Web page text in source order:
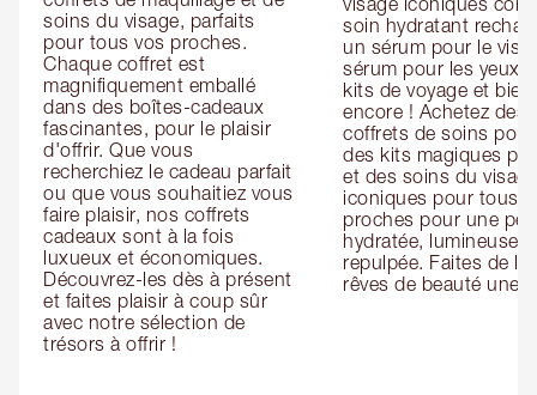
soins du visage, parfaits
pour tous vos proches.
Chaque coffret est
magnifiquement emballé
dans des boîtes-cadeaux
fascinantes, pour le plaisir
d'offrir. Que vous
recherchiez le cadeau parfait
ou que vous souhaitiez vous
faire plaisir, nos coffrets
cadeaux sont à la fois
luxueux et économiques.
Découvrez-les dès à présent
et faites plaisir à coup sûr
avec notre sélection de
trésors à offrir !
soin hydratant
un sérum pour le
sérum pour les yeux,
kits de voyage et
encore ! Achetez des
coffrets de soins
des kits magiques
et des soins du visage
iconiques pour tous
proches pour une
hydratée, lumineuse
repulpée. Faites de
rêves de beauté une